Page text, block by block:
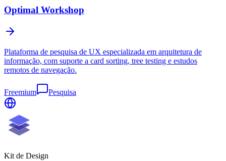
Optimal Workshop
Plataforma de pesquisa de UX especializada em arquitetura de
informação, com suporte a card sorting, tree testing e estudos
remotos de navegação.
Freemium Pesquisa
Kit de Design